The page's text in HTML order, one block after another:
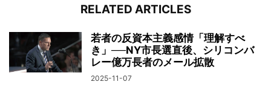
RELATED ARTICLES
若者の反資本主義感情「理解すべ
き」──NY市長選直後、シリコンバ
レー億万長者のメール拡散
2025-11-07